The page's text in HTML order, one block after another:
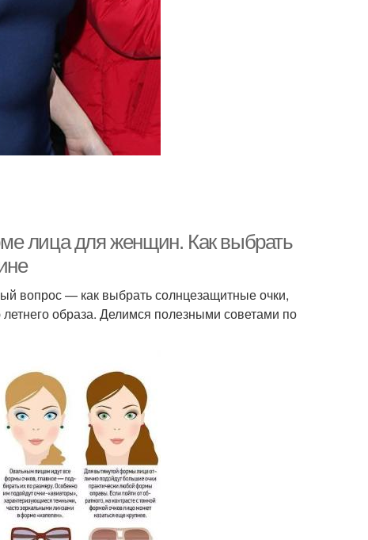
лица для женщин. Как выбрать
вопрос — как выбрать солнцезащитные очки,
образа. Делимся полезными советами по